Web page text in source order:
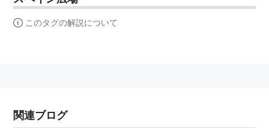
このタグの解説について
関連ブログ